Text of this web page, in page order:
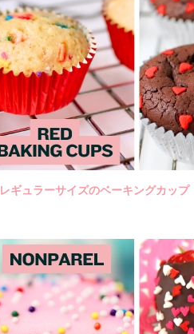
レギュラーサイズのベーキングカップ